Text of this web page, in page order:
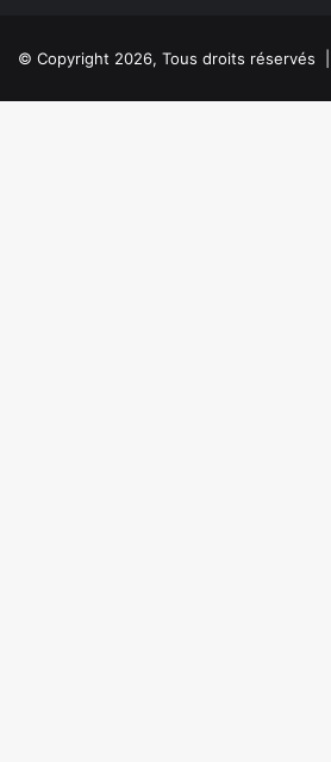
© Copyright 2026, Tous droits réservés |